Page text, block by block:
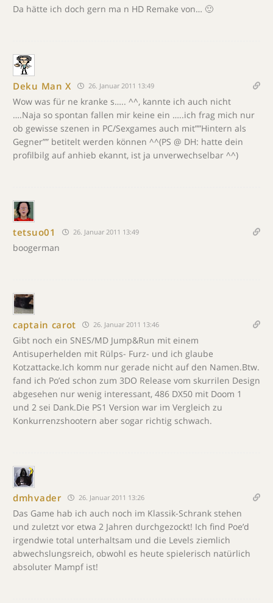
Da hätte ich doch gern ma n HD Remake von… 🙂
Deku Man X 26. Januar 2011 13:49
Wow was für ne kranke s….. ^^, kannte ich auch nicht
….Naja so spontan fallen mir keine ein …..ich frag mich nur
ob gewisse szenen in PC/Sexgames auch mit””Hintern als
Gegner”” betitelt werden können ^^(PS @ DH: hatte dein
profilbilg auf anhieb ekannt, ist ja unverwechselbar ^^)
tetsuo01 26. Januar 2011 13:49
boogerman
captain carot 26. Januar 2011 13:46
Gibt noch ein SNES/MD Jump&Run mit einem
Antisuperhelden mit Rülps- Furz- und ich glaube
Kotzattacke.Ich komm nur gerade nicht auf den Namen.Btw.
fand ich Po’ed schon zum 3DO Release vom skurrilen Design
abgesehen nur wenig interessant, 486 DX50 mit Doom 1
und 2 sei Dank.Die PS1 Version war im Vergleich zu
Konkurrenzshootern aber sogar richtig schwach.
dmhvader 26. Januar 2011 13:26
Das Game hab ich auch noch im Klassik-Schrank stehen
und zuletzt vor etwa 2 Jahren durchgezockt! Ich find Poe’d
irgendwie total unterhaltsam und die Levels ziemlich
abwechslungsreich, obwohl es heute spielerisch natürlich
absoluter Mampf ist!